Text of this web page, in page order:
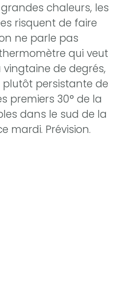
chaleurs, les
risquent de faire
ne parle pas
qui veut
de degrés,
persistante de
premiers 30° de la
dans le sud de la
mardi. Prévision.